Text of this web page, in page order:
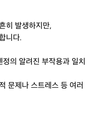
히 발생하지만,
니다.
의 알려진 부작용과 일치
문제나 스트레스 등 여러